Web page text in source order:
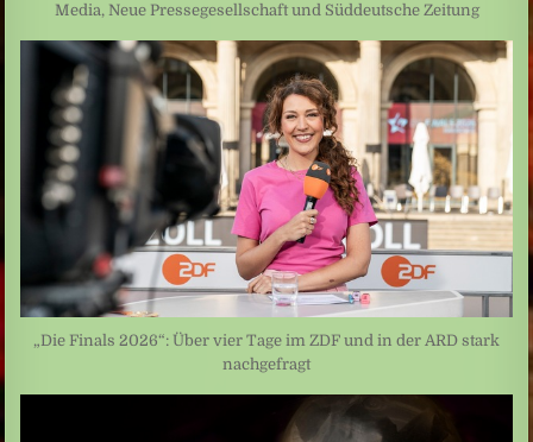
Media, Neue Pressegesellschaft und Süddeutsche Zeitung
„Die Finals 2026“: Über vier Tage im ZDF und in der ARD stark
nachgefragt